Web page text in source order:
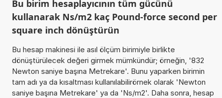
Bu birim hesaplayıcının tüm gücünü
kullanarak Ns/m2 kaç Pound-force second per
square inch dönüştürün
Bu hesap makinesi ile asıl ölçüm birimiyle birlikte
dönüştürülecek değeri girmek mümkündür; örneğin, '832
Newton saniye başına Metrekare'. Bunu yaparken birimin
tam adı ya da kısaltması kullanılabilirörnek olarak 'Newton
saniye başına Metrekare' ya da 'Ns/m2'. Daha sonra, hesap